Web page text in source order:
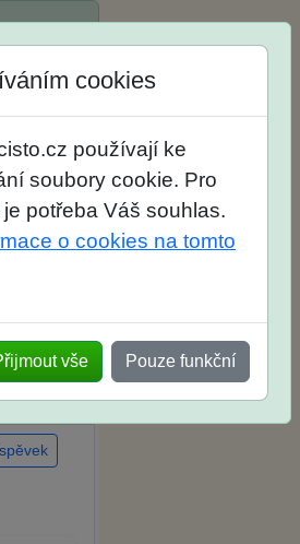
Košík
cookies
používají ke
soubory cookie. Pro
potřeba Váš souhlas.
o cookies na tomto
vše Pouze funkční